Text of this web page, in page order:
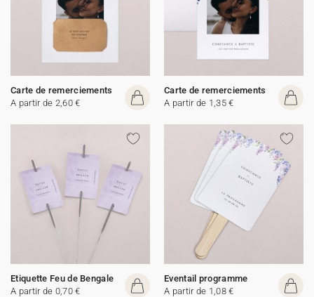
Carte de remerciements
A partir de 2,60 €
Carte de remerciements
A partir de 1,35 €
Etiquette Feu de Bengale
A partir de 0,70 €
Eventail programme
A partir de 1,08 €